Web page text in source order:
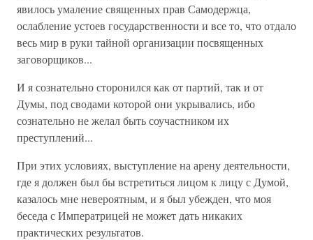
явилось умаление священных прав Самодержца,
ослабление устоев государственности и все то, что отдало
весь мир в руки тайной организации посвященных
заговорщиков...
И я сознательно сторонился как от партий, так и от
Думы, под сводами которой они укрывались, ибо
сознательно не желал быть соучастником их
преступлений...
При этих условиях, выступление на арену деятельности,
где я должен был бы встретиться лицом к лицу с Думой,
казалось мне невероятным, и я был убежден, что моя
беседа с Императрицей не может дать никаких
практических результатов.